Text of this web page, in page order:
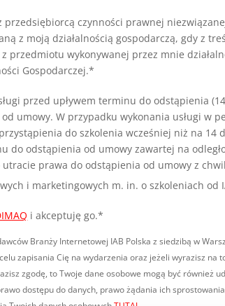
czynności prawnej
z moją działalnością gospodarczą, gdy z
przedmiotu wykonywanej przez mnie
Gospodarczej.*
przed upływem terminu do odstąpienia
umowy. W przypadku wykonania usługi w
do szkolenia wcześniej niż na
do odstąpienia od umowy zawartej na
prawa do odstąpienia od umowy z
i marketingowych m. in. o szkoleniach od
i akceptuję go.*
Branży Internetowej IAB Polska z siedzibą w
zapisania Cię na wydarzenia oraz jeżeli wyrazisz na
zgodę, to Twoje dane osobowe mogą być również
dostępu do danych, prawo żądania ich